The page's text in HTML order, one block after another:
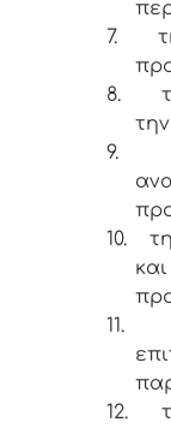
7.
8.
9.
10.
11.
12.